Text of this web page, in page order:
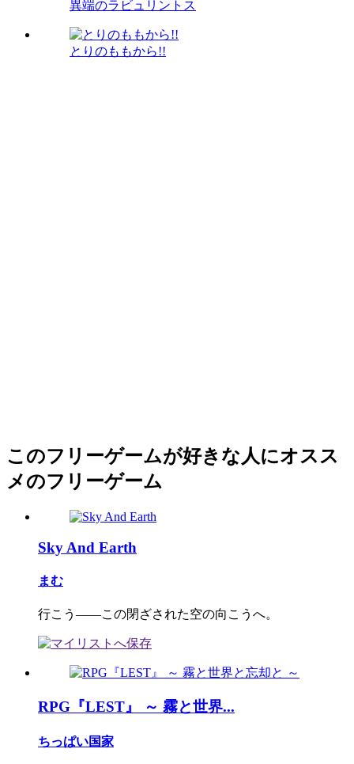
異端のラビュリントス
とりのももから!!
このフリーゲームが好きな人にオスス
メのフリーゲーム
Sky And Earth
まむ
行こう――この閉ざされた空の向こうへ。
RPG『LEST』 ～ 霧と世界...
ちっぱい国家